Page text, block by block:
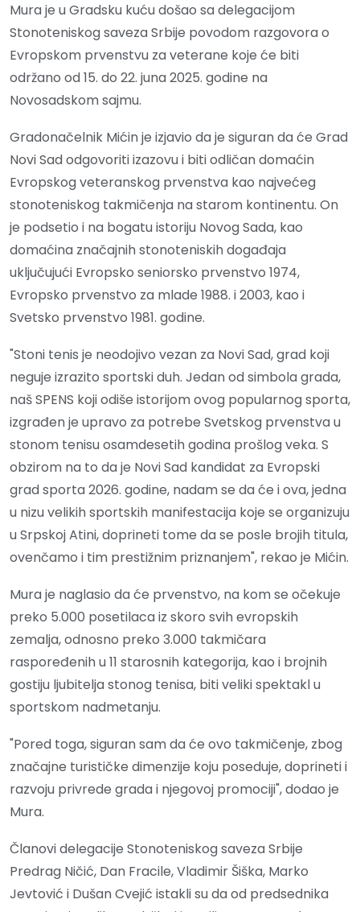
Mura je u Gradsku kuću došao sa delegacijom
Stonoteniskog saveza Srbije povodom razgovora o
Evropskom prvenstvu za veterane koje će biti
održano od 15. do 22. juna 2025. godine na
Novosadskom sajmu.
Gradonačelnik Mićin je izjavio da je siguran da će Grad
Novi Sad odgovoriti izazovu i biti odličan domaćin
Evropskog veteranskog prvenstva kao najvećeg
stonoteniskog takmičenja na starom kontinentu. On
je podsetio i na bogatu istoriju Novog Sada, kao
domaćina značajnih stonoteniskih događaja
uključujući Evropsko seniorsko prvenstvo 1974,
Evropsko prvenstvo za mlade 1988. i 2003, kao i
Svetsko prvenstvo 1981. godine.
"Stoni tenis je neodojivo vezan za Novi Sad, grad koji
neguje izrazito sportski duh. Jedan od simbola grada,
naš SPENS koji odiše istorijom ovog popularnog sporta,
izgrađen je upravo za potrebe Svetskog prvenstva u
stonom tenisu osamdesetih godina prošlog veka. S
obzirom na to da je Novi Sad kandidat za Evropski
grad sporta 2026. godine, nadam se da će i ova, jedna
u nizu velikih sportskih manifestacija koje se organizuju
u Srpskoj Atini, doprineti tome da se posle brojih titula,
ovenčamo i tim prestižnim priznanjem", rekao je Mićin.
Mura je naglasio da će prvenstvo, na kom se očekuje
preko 5.000 posetilaca iz skoro svih evropskih
zemalja, odnosno preko 3.000 takmičara
raspoređenih u 11 starosnih kategorija, kao i brojnih
gostiju ljubitelja stonog tenisa, biti veliki spektakl u
sportskom nadmetanju.
"Pored toga, siguran sam da će ovo takmičenje, zbog
značajne turističke dimenzije koju poseduje, doprineti i
razvoju privrede grada i njegovoj promociji", dodao je
Mura.
Članovi delegacije Stonoteniskog saveza Srbije
Predrag Ničić, Dan Fracile, Vladimir Šiška, Marko
Jevtović i Dušan Cvejić istakli su da od predsednika